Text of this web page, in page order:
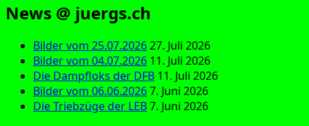
News @ juergs.ch
Bilder vom 25.07.202627. Juli 2026
Bilder vom 04.07.2026 11. Juli 2026
Die Dampfloks der DFB 11. Juli 2026
Bilder vom 06.06.20267. Juni 2026
Die Triebzüge der LEB7. Juni 2026